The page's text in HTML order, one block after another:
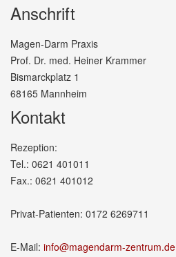
Anschrift
Magen-Darm Praxis
Prof. Dr. med. Heiner Krammer
Bismarckplatz 1
68165 Mannheim
Kontakt
Rezeption:
Tel.: 0621 401011
Fax.: 0621 401012
Privat-Patienten: 0172 6269711
E-Mail: info@magendarm-zentrum.de